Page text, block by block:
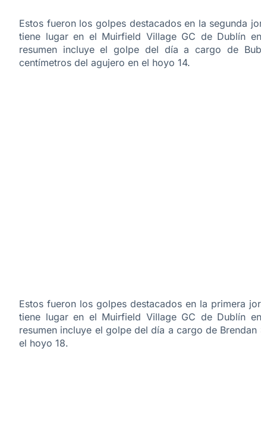
Estos fueron los golpes destacados en la segunda
tiene lugar en el Muirfield Village GC de Dublín
resumen incluye el golpe del día a cargo de
centímetros del agujero en el hoyo 14.
Estos fueron los golpes destacados en la primera
tiene lugar en el Muirfield Village GC de Dublín
resumen incluye el golpe del día a cargo de
el hoyo 18.